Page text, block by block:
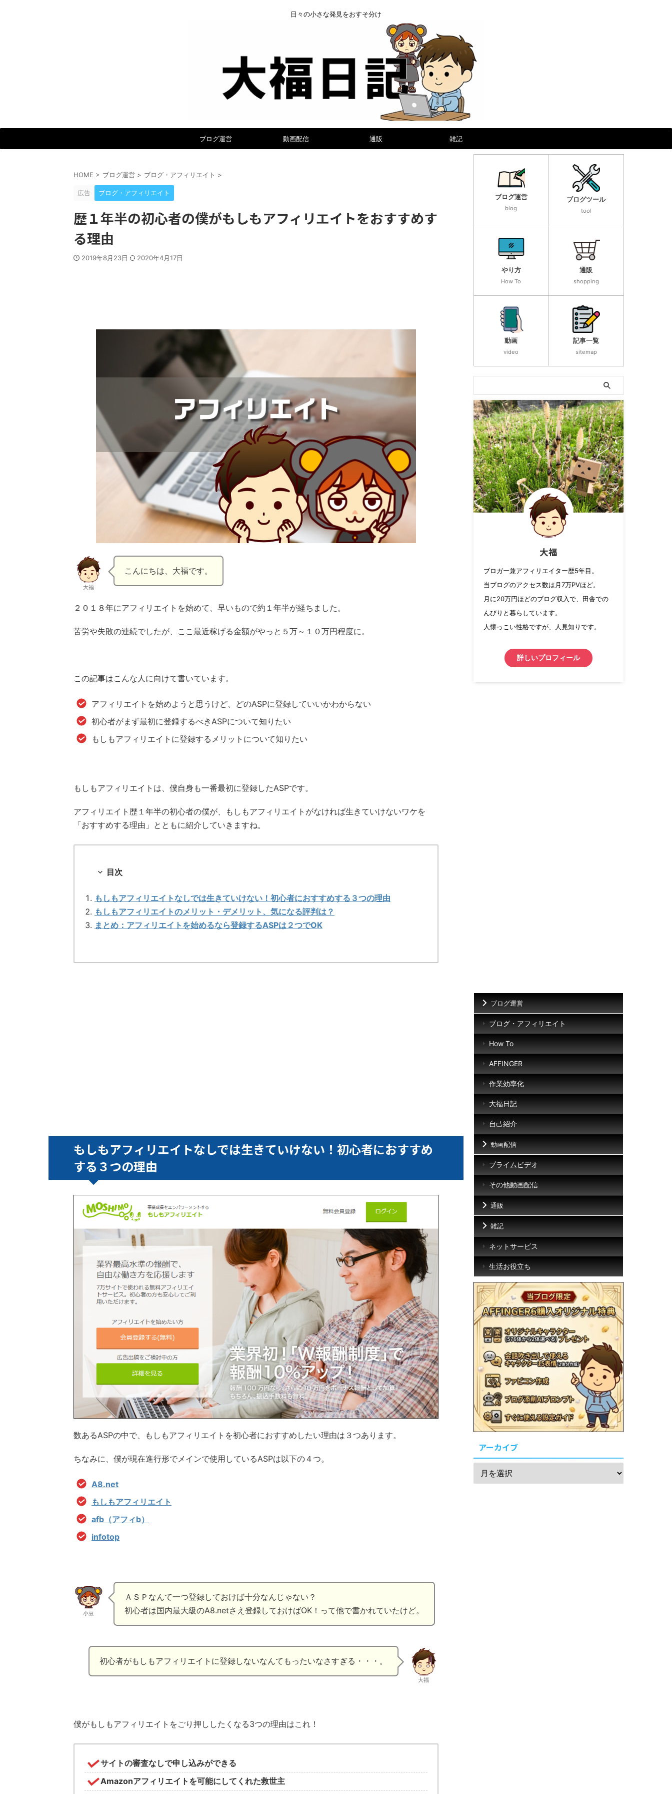
日々の小さな発見をおすそ分け
ブログ運営 動画配信 通販 雑記
HOME > ブログ運営 > ブログ・アフィリエイト >
広告 ブログ・アフィリエイト
歴１年半の初心者の僕がもしもアフィリエイトをおすすめす
る理由
2019年8月23日 2020年4月17日
大福
こんにちは、大福です。
２０１８年にアフィリエイトを始めて、早いもので約１年半が経ちました。
苦労や失敗の連続でしたが、ここ最近稼げる金額がやっと５万～１０万円程度に。
この記事はこんな人に向けて書いています。
アフィリエイトを始めようと思うけど、どのASPに登録していいかわからない
初心者がまず最初に登録するべきASPについて知りたい
もしもアフィリエイトに登録するメリットについて知りたい
もしもアフィリエイトは、僕自身も一番最初に登録したASPです。
アフィリエイト歴１年半の初心者の僕が、もしもアフィリエイトがなければ生きていけないワケを
「おすすめする理由」とともに紹介していきますね。
目次
もしもアフィリエイトなしでは生きていけない！初心者におすすめする３つの理由
もしもアフィリエイトのメリット・デメリット、気になる評判は？
まとめ：アフィリエイトを始めるなら登録するASPは２つでOK
もしもアフィリエイトなしでは生きていけない！初心者におすすめ
する３つの理由
数あるASPの中で、もしもアフィリエイトを初心者におすすめしたい理由は３つあります。
ちなみに、僕が現在進行形でメインで使用しているASPは以下の４つ。
A8.net
もしもアフィリエイト
afb（アフィb）
infotop
小豆
ＡＳＰなんて一つ登録しておけば十分なんじゃない？
初心者は国内最大級のA8.netさえ登録しておけばOK！って他で書かれていたけど。
初心者がもしもアフィリエイトに登録しないなんてもったいなさすぎる・・・。
大福
僕がもしもアフィリエイトをごり押ししたくなる3つの理由はこれ！
サイトの審査なしで申し込みができる
Amazonアフィリエイトを可能にしてくれた救世主
ブログ運営
blog
ブログツール
tool
やり方
How To
通販
shopping
動画
video
記事一覧
sitemap
大福
ブロガー兼アフィリエイター歴5年目。
当ブログのアクセス数は月7万PVほど。
月に20万円ほどのブログ収入で、田舎での
んびりと暮らしています。
人懐っこい性格ですが、人見知りです。
詳しいプロフィール
ブログ運営
ブログ・アフィリエイト
How To
AFFINGER
作業効率化
大福日記
自己紹介
動画配信
プライムビデオ
その他動画配信
通販
雑記
ネットサービス
生活お役立ち
アーカイブ